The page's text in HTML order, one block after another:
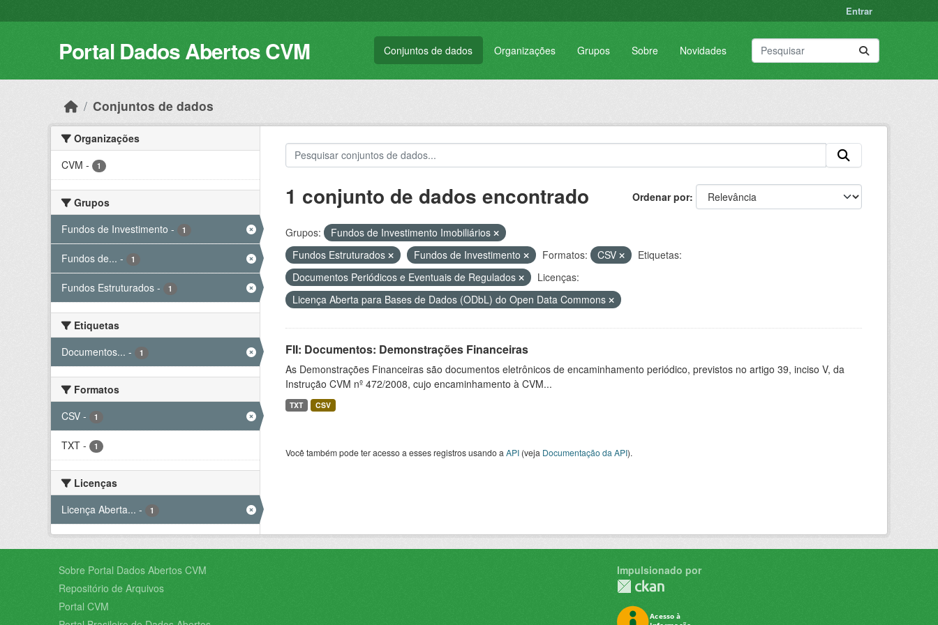
Entrar
Portal Dados Abertos CVM Conjuntos de dados Organizações Grupos Sobre Novidades
Conjuntos de dados
Organizações
CVM - 1
Grupos
Fundos de Investimento - 1
Fundos de... - 1
Fundos Estruturados - 1
Etiquetas
Documentos... - 1
Formatos
CSV - 1
TXT - 1
Licenças
Licença Aberta... - 1
Ordenar por
1 conjunto de dados encontrado
Grupos:
Fundos de Investimento Imobiliários
Fundos Estruturados
Fundos de Investimento Formatos: CSV
Etiquetas:
Documentos Periódicos e Eventuais de Regulados
Licenças:
Licença Aberta para Bases de Dados (ODbL) do Open Data Commons
FII: Documentos: Demonstrações Financeiras
As Demonstrações Financeiras são documentos eletrônicos de encaminhamento periódico, previstos no artigo 39, inciso V, da
Instrução CVM nº 472/2008, cujo encaminhamento à CVM...
TXT CSV
Você também pode ter acesso a esses registros usando a API(veja Documentação da API).
Sobre Portal Dados Abertos CVM
Repositório de Arquivos
Portal CVM
Impulsionado por